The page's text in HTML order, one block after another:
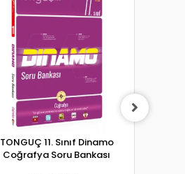
TONGUÇ 11. Sınıf Dinamo
Coğrafya Soru Bankası